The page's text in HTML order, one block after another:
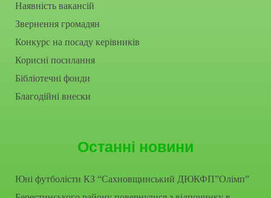
Наявність вакансій
Звернення громадян
Конкурс на посаду керівників
Корисні посилання
Бібліотечні фонди
Благодійні внески
Останні новини
Юні футболісти КЗ “Сахновщинський ДЮКФП”Олімп”